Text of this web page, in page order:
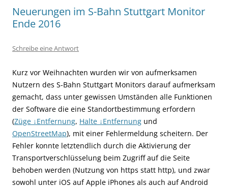
Neuerungen im S-Bahn Stuttgart Monitor
Ende 2016
Schreibe eine Antwort
Kurz vor Weihnachten wurden wir von aufmerksamen
Nutzern des S-Bahn Stuttgart Monitors darauf aufmerksam
gemacht, dass unter gewissen Umständen alle Funktionen
der Software die eine Standortbestimmung erfordern
(Züge ↓Entfernung, Halte ↓Entfernung und
OpenStreetMap), mit einer Fehlermeldung scheitern. Der
Fehler konnte letztendlich durch die Aktivierung der
Transportverschlüsselung beim Zugriff auf die Seite
behoben werden (Nutzung von https statt http), und zwar
sowohl unter iOS auf Apple iPhones als auch auf Android